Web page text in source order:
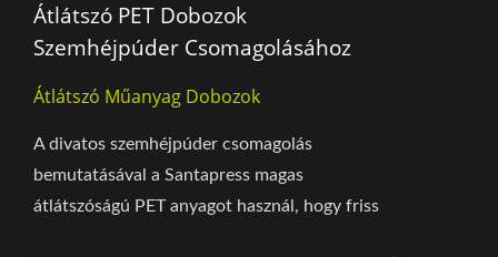
Átlátszó PET Dobozok
Szemhéjpúder Csomagolásához
Átlátszó Műanyag Dobozok
A divatos szemhéjpúder csomagolás
bemutatásával a Santapress magas
átlátszóságú PET anyagot használ, hogy friss